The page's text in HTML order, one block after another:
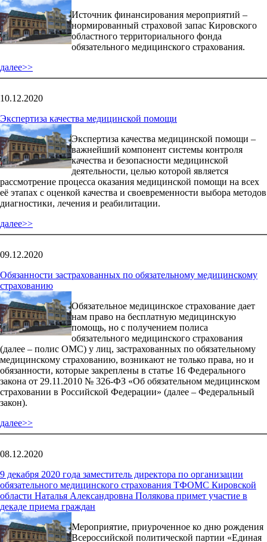
Источник финансирования мероприятий –
нормированный страховой запас Кировского
областного территориального фонда
обязательного медицинского страхования.
далее>>
10.12.2020
Экспертиза качества медицинской помощи
Экспертиза качества медицинской помощи –
важнейший компонент системы контроля
качества и безопасности медицинской
деятельности, целью которой является
рассмотрение процесса оказания медицинской помощи на всех
её этапах с оценкой качества и своевременности выбора методов
диагностики, лечения и реабилитации.
далее>>
09.12.2020
Обязанности застрахованных по обязательному медицинскому
страхованию
Обязательное медицинское страхование дает
нам право на бесплатную медицинскую
помощь, но с получением полиса
обязательного медицинского страхования
(далее – полис ОМС) у лиц, застрахованных по обязательному
медицинскому страхованию, возникают не только права, но и
обязанности, которые закреплены в статье 16 Федерального
закона от 29.11.2010 № 326-ФЗ «Об обязательном медицинском
страховании в Российской Федерации» (далее – Федеральный
закон).
далее>>
08.12.2020
9 декабря 2020 года заместитель директора по организации
обязательного медицинского страхования ТФОМС Кировской
области Наталья Александровна Полякова примет участие в
декаде приема граждан
Мероприятие, приуроченное ко дню рождения
Всероссийской политической партии «Единая